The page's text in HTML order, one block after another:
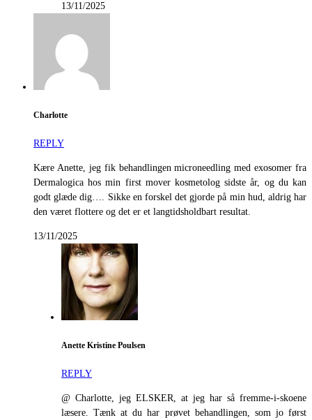
13/11/2025
Charlotte
REPLY
Kære Anette, jeg fik behandlingen microneedling med exosomer fra
Dermalogica hos min first mover kosmetolog sidste år, og du kan
godt glæde dig…. Sikke en forskel det gjorde på min hud, aldrig har
den været flottere og det er et langtidsholdbart resultat.
13/11/2025
Anette Kristine Poulsen
REPLY
@ Charlotte, jeg ELSKER, at jeg har så fremme-i-skoene
læsere. Tænk at du har prøvet behandlingen, som jo først